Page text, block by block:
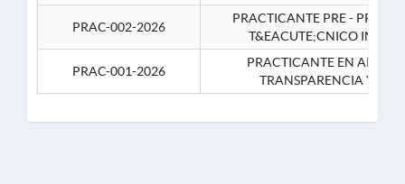
PRAC-002-2026
PRACTICANTE PRE -
T&EACUTE;CNICO
PRAC-001-2026
PRACTICANTE EN APOYO
TRANSPARENCIA Y